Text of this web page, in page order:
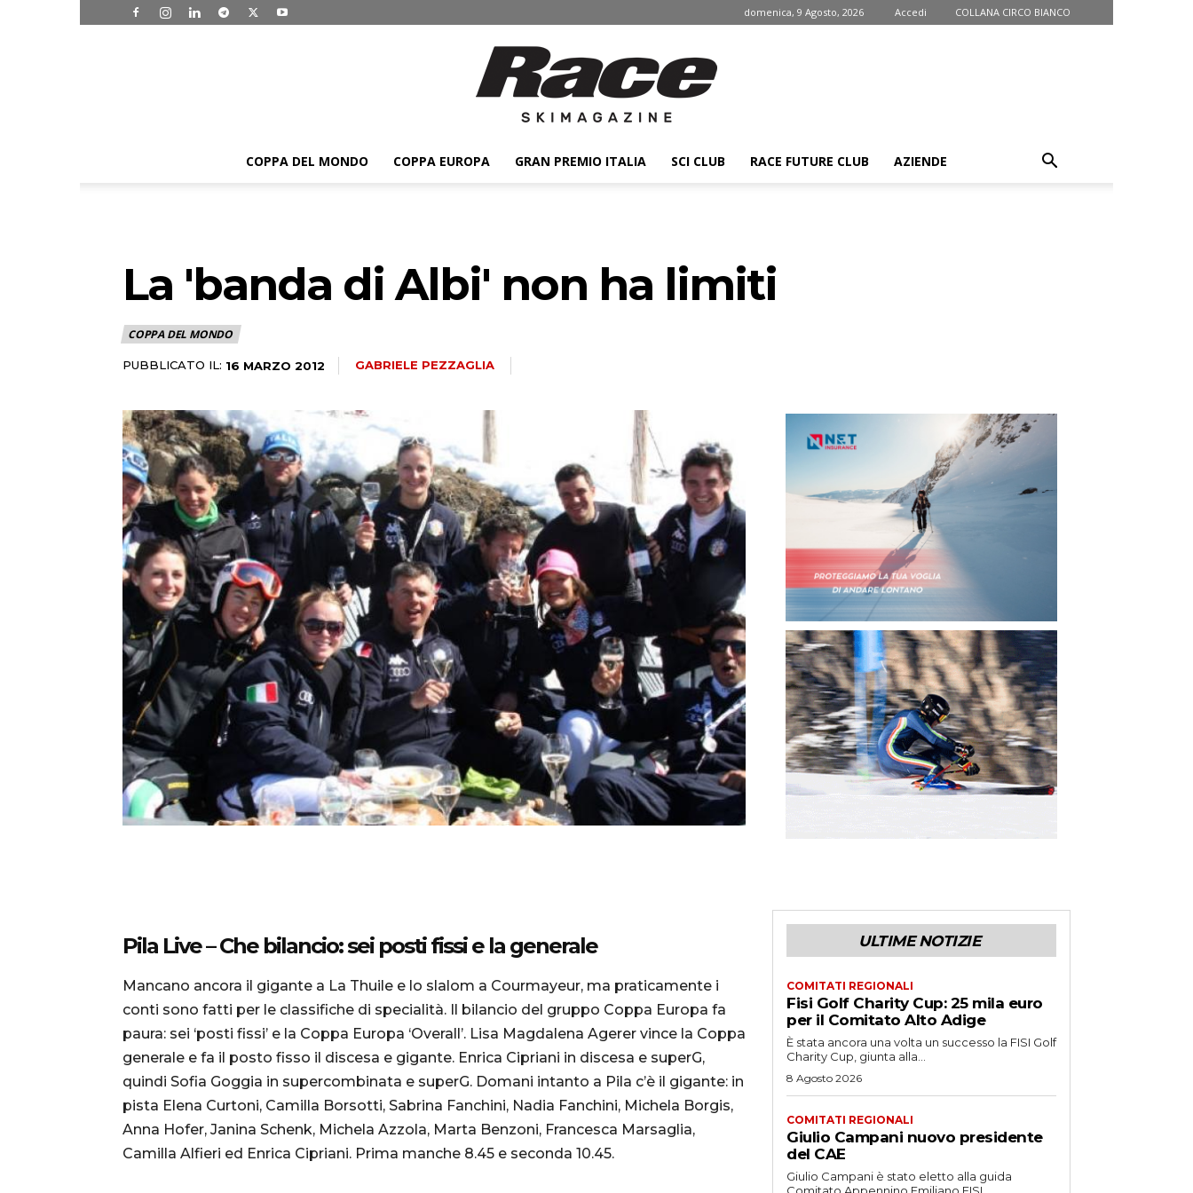
domenica, 9 Agosto, 2026 Accedi COLLANA CIRCO BIANCO
magazine
COPPA DEL MONDO COPPA EUROPA GRAN PREMIO ITALIA SCI CLUB RACE FUTURE CLUB AZIENDE
La 'banda di Albi' non ha limiti
COPPA DEL MONDO
PUBBLICATO IL: 16 MARZO 2012 GABRIELE PEZZAGLIA
Pila Live – Che bilancio: sei posti fissi e la generale
Mancano ancora il gigante a La Thuile e lo slalom a Courmayeur, ma praticamente i
conti sono fatti per le classifiche di specialità. Il bilancio del gruppo Coppa Europa fa
paura: sei ‘posti fissi’ e la Coppa Europa ‘Overall’. Lisa Magdalena Agerer vince la Coppa
generale e fa il posto fisso il discesa e gigante. Enrica Cipriani in discesa e superG,
quindi Sofia Goggia in supercombinata e superG. Domani intanto a Pila c’è il gigante: in
pista Elena Curtoni, Camilla Borsotti, Sabrina Fanchini, Nadia Fanchini, Michela Borgis,
Anna Hofer, Janina Schenk, Michela Azzola, Marta Benzoni, Francesca Marsaglia,
Camilla Alfieri ed Enrica Cipriani. Prima manche 8.45 e seconda 10.45.
ULTIME NOTIZIE
COMITATI REGIONALI
Fisi Golf Charity Cup: 25 mila euro
per il Comitato Alto Adige
È stata ancora una volta un successo la FISI Golf
Charity Cup, giunta alla...
8 Agosto 2026
COMITATI REGIONALI
Giulio Campani nuovo presidente
del CAE
Giulio Campani è stato eletto alla guida